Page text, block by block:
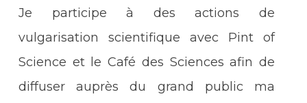
Je participe à des actions de
vulgarisation scientifique avec Pint of
Science et le Café des Sciences afin de
diffuser auprès du grand public ma